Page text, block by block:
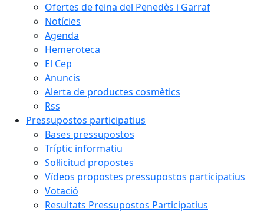
Ofertes de feina del Penedès i Garraf
Notícies
Agenda
Hemeroteca
El Cep
Anuncis
Alerta de productes cosmètics
Rss
Pressupostos participatius
Bases pressupostos
Tríptic informatiu
Sol·licitud propostes
Vídeos propostes pressupostos participatius
Votació
Resultats Pressupostos Participatius